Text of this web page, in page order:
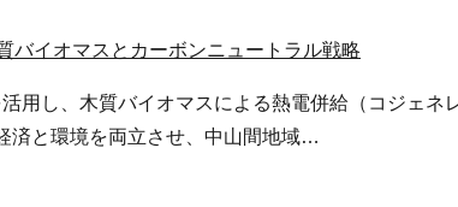
バイオマスとカーボンニュートラル戦略
用し、木質バイオマスによる熱電併給（コジェ
済と環境を両立させ、中山間地域…